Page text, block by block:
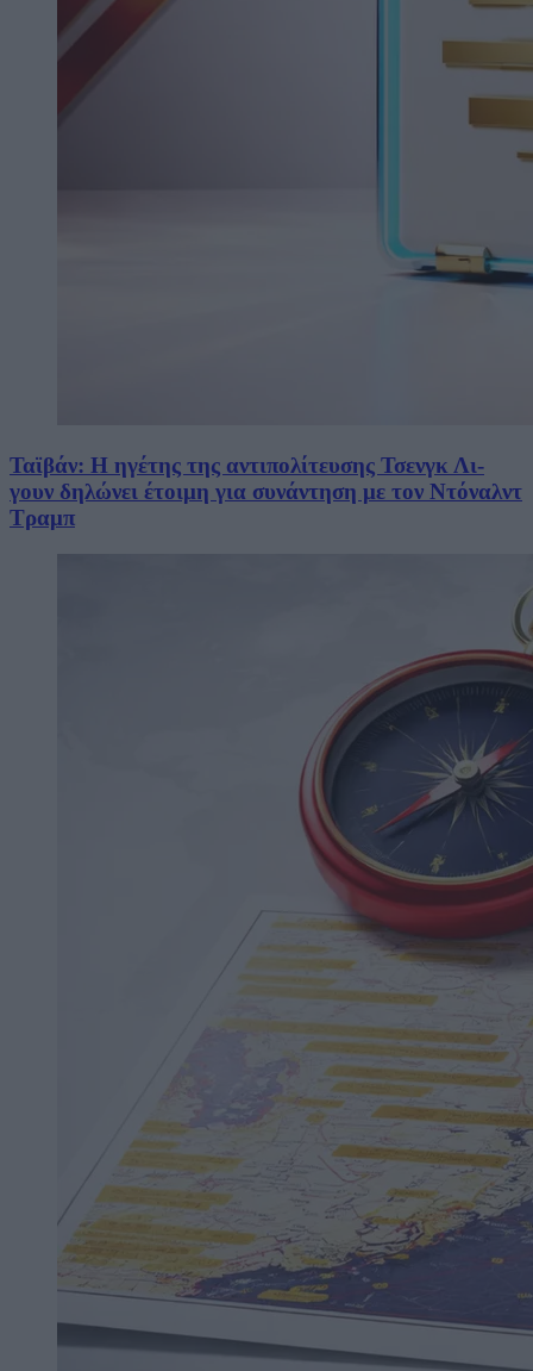
Ταϊβάν: Η ηγέτης της αντιπολίτευσης Τσενγκ Λι-
γουν δηλώνει έτοιμη για συνάντηση με τον Ντόναλντ
Τραμπ